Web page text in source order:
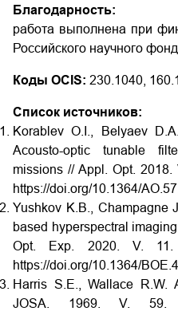
Благодарность:
работа выполнена при
Российского научного
Коды OCIS: 230.1040,
Список источников:
Korablev O.I., Belyaev
Acousto-optic tunable
missions // Appl. Opt.
https://doi.org/10.1364/
Yushkov K.B., Champagne
based hyperspectral
Opt. Exp. 2020. V.
https://doi.org/10.1364/
Harris S.E., Wallace R.W.
JOSA. 1969. V.